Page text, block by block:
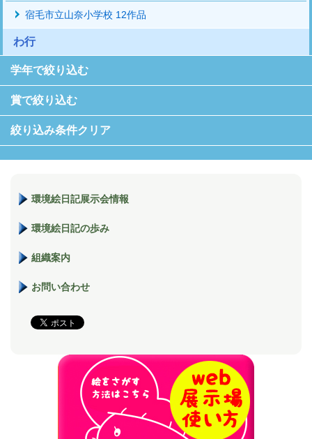
宿毛市立山奈小学校 12作品
わ行
学年で絞り込む
賞で絞り込む
絞り込み条件クリア
環境絵日記展示会情報
環境絵日記の歩み
組織案内
お問い合わせ